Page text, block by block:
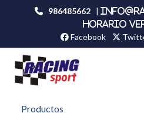
986485662 |
HORARIO
Facebook
Productos